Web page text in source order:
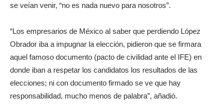
se veían venir, “no es nada nuevo para nosotros”.
“Los empresarios de México al saber que perdiendo López
Obrador iba a impugnar la elección, pidieron que se firmara
aquel famoso documento (pacto de civilidad ante el IFE) en
donde iban a respetar los candidatos los resultados de las
elecciones; ni con documento firmado se ve que hay
responsabilidad, mucho menos de palabra”, añadió.